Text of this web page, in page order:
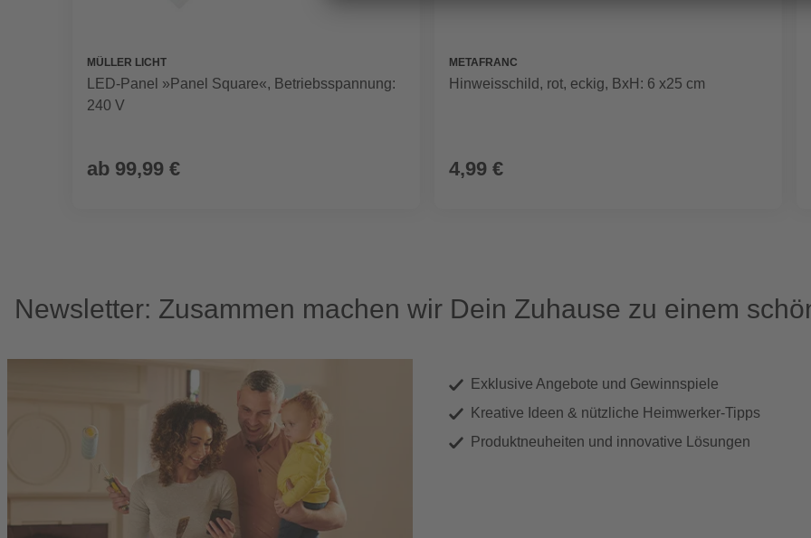
MÜLLER LICHT
LED-Panel »Panel Square«, Betriebsspannung:
240 V
ab 99,99 €
METAFRANC
Hinweisschild, rot, eckig, BxH: 6 x25 cm
4,99 €
Newsletter: Zusammen machen wir Dein Zuhause zu einem
Exklusive Angebote und Gewinnspiele
Kreative Ideen & nützliche Heimwerker-Tipps
Produktneuheiten und innovative Lösungen